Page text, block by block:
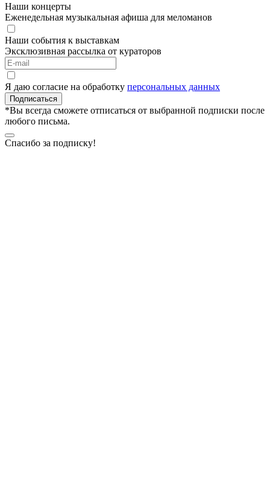
Наши концерты
Еженедельная музыкальная афиша для меломанов
Наши события к выставкам
Эксклюзивная рассылка от кураторов
Я даю согласие на обработку персональных данных
Подписаться
*Вы всегда сможете отписаться от выбранной подписки после
любого письма.
Спасибо за подписку!